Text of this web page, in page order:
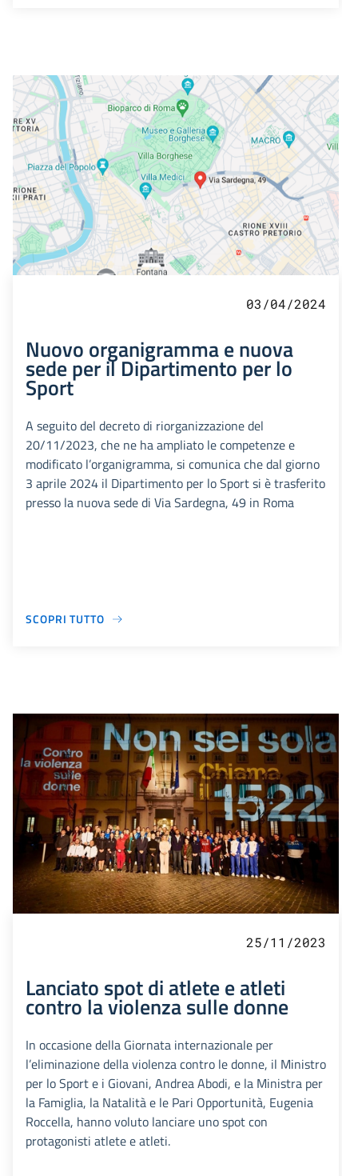
03/04/2024
Nuovo organigramma e nuova
sede per il Dipartimento per lo
Sport
A seguito del decreto di riorganizzazione del
20/11/2023, che ne ha ampliato le competenze e
modificato l’organigramma, si comunica che dal giorno
3 aprile 2024 il Dipartimento per lo Sport si è trasferito
presso la nuova sede di Via Sardegna, 49 in Roma
SCOPRI TUTTO
25/11/2023
Lanciato spot di atlete e atleti
contro la violenza sulle donne
In occasione della Giornata internazionale per
l’eliminazione della violenza contro le donne, il Ministro
per lo Sport e i Giovani, Andrea Abodi, e la Ministra per
la Famiglia, la Natalità e le Pari Opportunità, Eugenia
Roccella, hanno voluto lanciare uno spot con
protagonisti atlete e atleti.